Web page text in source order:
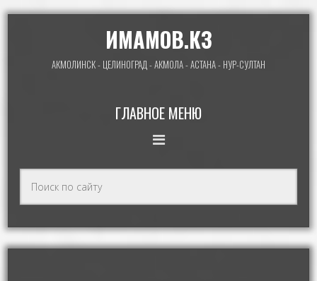
ИМАМОВ.КЗ
АКМОЛИНСК - ЦЕЛИНОГРАД - АКМОЛА - АСТАНА - НУР-СУЛТАН
ГЛАВНОЕ МЕНЮ